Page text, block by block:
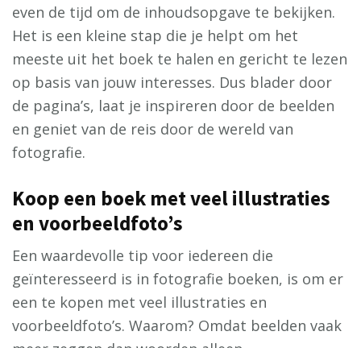
even de tijd om de inhoudsopgave te bekijken.
Het is een kleine stap die je helpt om het
meeste uit het boek te halen en gericht te lezen
op basis van jouw interesses. Dus blader door
de pagina’s, laat je inspireren door de beelden
en geniet van de reis door de wereld van
fotografie.
Koop een boek met veel illustraties
en voorbeeldfoto’s
Een waardevolle tip voor iedereen die
geïnteresseerd is in fotografie boeken, is om er
een te kopen met veel illustraties en
voorbeeldfoto’s. Waarom? Omdat beelden vaak